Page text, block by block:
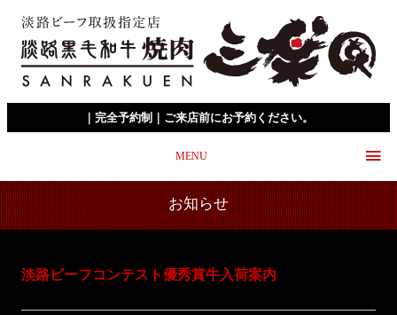
｜完全予約制｜ご来店前にお予約ください。
MENU
お知らせ
淡路ビーフコンテスト優秀賞牛入荷案内